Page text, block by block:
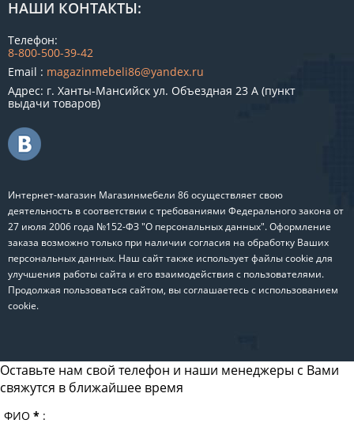
НАШИ КОНТАКТЫ:
Телефон:
8-800-500-39-42
Email : magazinmebeli86@yandex.ru
Адрес: г. Ханты-Мансийск ул. Объездная 23 А (пункт
выдачи товаров)
Интернет-магазин Магазинмебели 86 осуществляет свою
деятельность в соответствии с требованиями Федерального закона от
27 июля 2006 года №152-ФЗ "О персональных данных". Оформление
заказа возможно только при наличии согласия на обработку Ваших
персональных данных. Наш сайт также использует файлы cookie для
улучшения работы сайта и его взаимодействия с пользователями.
Продолжая пользоваться сайтом, вы соглашаетесь с использованием
cookie.
Оставьте нам свой телефон и наши менеджеры с Вами
свяжутся в ближайшее время
ФИО * :